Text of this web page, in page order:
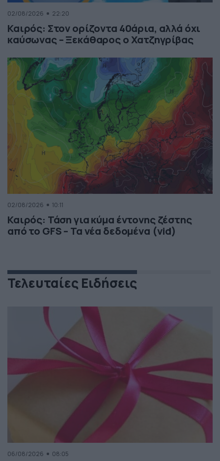
02/08/2026 22:20
Καιρός: Στον ορίζοντα 40άρια, αλλά όχι
καύσωνας – Ξεκάθαρος ο Χατζηγρίβας
02/08/2026 10:11
Καιρός: Τάση για κύμα έντονης ζέστης
από το GFS – Τα νέα δεδομένα (vid)
Τελευταίες Ειδήσεις
06/08/2026 08:05